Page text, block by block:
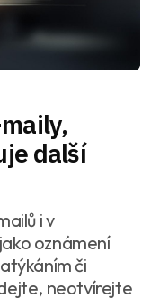
další
i v
oznámení
či
neotvírejte